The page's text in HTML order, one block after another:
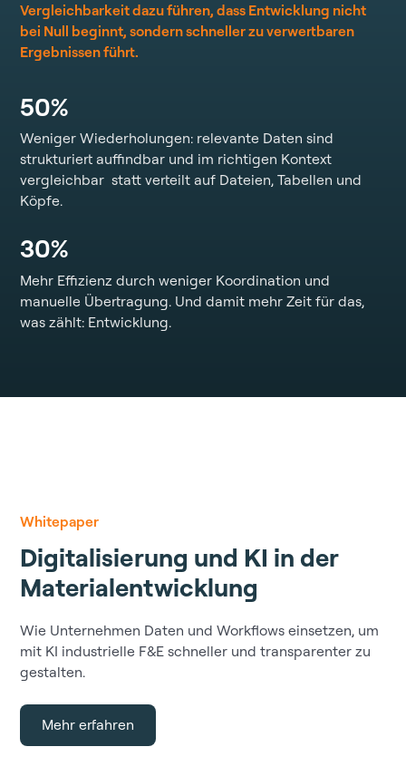
Vergleichbarkeit dazu führen, dass Entwicklung nicht
bei Null beginnt, sondern schneller zu verwertbaren
Ergebnissen führt.
50%
Weniger Wiederholungen: relevante Daten sind
strukturiert auffindbar und im richtigen Kontext
vergleichbar statt verteilt auf Dateien, Tabellen und
Köpfe.
30%
Mehr Effizienz durch weniger Koordination und
manuelle Übertragung. Und damit mehr Zeit für das,
was zählt: Entwicklung.
Whitepaper
Digitalisierung und KI in der
Materialentwicklung
Wie Unternehmen Daten und Workflows einsetzen, um
mit KI industrielle F&E schneller und transparenter zu
gestalten.
Mehr erfahren